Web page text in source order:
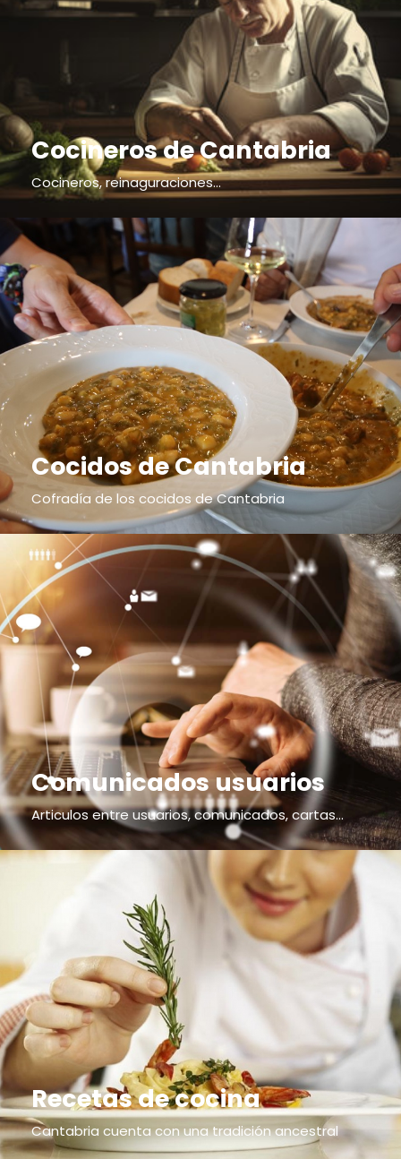
Cocineros de Cantabria
Cocineros, reinaguraciones...
Cocidos de Cantabria
Cofradía de los cocidos de Cantabria
Comunicados usuarios
Articulos entre usuarios, comunicados, cartas...
Recetas de cocina
Cantabria cuenta con una tradición ancestral